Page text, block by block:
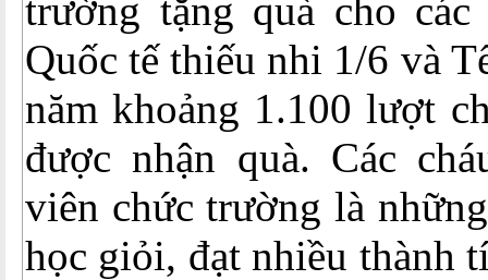
trường tặng quà cho các
Quốc tế thiếu nhi 1/6 và
năm khoảng 1.100 lượt
được nhận quà. Các
viên chức trường là
học giỏi, đạt nhiều thành